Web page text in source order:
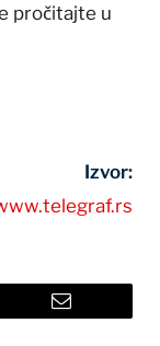
pročitajte u
Izvor:
Email